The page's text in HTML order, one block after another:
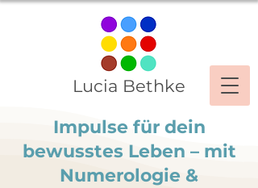
Lucia Bethke
Impulse für dein
bewusstes Leben – mit
Numerologie &